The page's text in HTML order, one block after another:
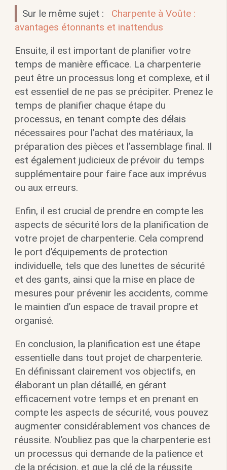
Sur le même sujet :
Charpente à Voûte :
avantages étonnants et inattendus
Ensuite, il est important de planifier votre
temps de manière efficace. La charpenterie
peut être un processus long et complexe, et il
est essentiel de ne pas se précipiter. Prenez le
temps de planifier chaque étape du
processus, en tenant compte des délais
nécessaires pour l’achat des matériaux, la
préparation des pièces et l’assemblage final. Il
est également judicieux de prévoir du temps
supplémentaire pour faire face aux imprévus
ou aux erreurs.
Enfin, il est crucial de prendre en compte les
aspects de sécurité lors de la planification de
votre projet de charpenterie. Cela comprend
le port d’équipements de protection
individuelle, tels que des lunettes de sécurité
et des gants, ainsi que la mise en place de
mesures pour prévenir les accidents, comme
le maintien d’un espace de travail propre et
organisé.
En conclusion, la planification est une étape
essentielle dans tout projet de charpenterie.
En définissant clairement vos objectifs, en
élaborant un plan détaillé, en gérant
efficacement votre temps et en prenant en
compte les aspects de sécurité, vous pouvez
augmenter considérablement vos chances de
réussite. N’oubliez pas que la charpenterie est
un processus qui demande de la patience et
de la précision, et que la clé de la réussite